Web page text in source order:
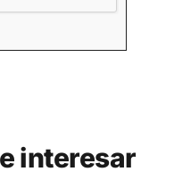
interesar